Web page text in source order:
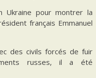
Ukraine pour montrer la
français Emmanuel
des civils forcés de fuir
russes, il a été